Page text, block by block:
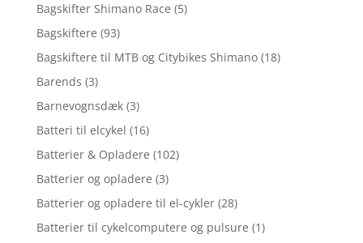
Bagskifter Shimano Race (5)
Bagskiftere (93)
Bagskiftere til MTB og Citybikes Shimano (18)
Barends (3)
Barnevognsdæk (3)
Batteri til elcykel (16)
Batterier & Opladere (102)
Batterier og opladere (3)
Batterier og opladere til el-cykler (28)
Batterier til cykelcomputere og pulsure (1)